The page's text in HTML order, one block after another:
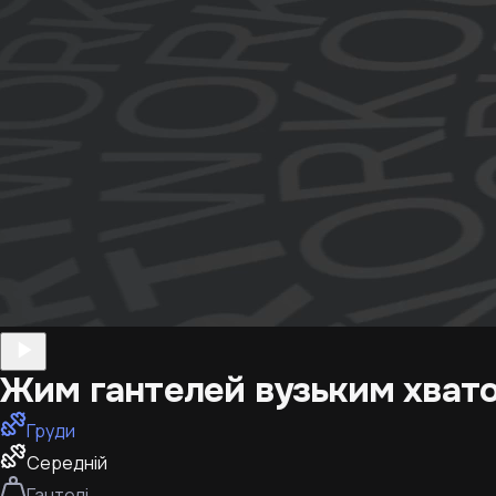
Жим гантелей вузьким
Груди
Середній